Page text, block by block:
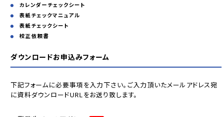
カレンダーチェックシート
表紙チェックマニュアル
表紙チェックシート
校正依頼書
ダウンロードお申込みフォーム
下記フォームに必要事項を入力下さい。ご入力頂いたメールアドレス宛
に資料ダウンロードURLをお送り致します。